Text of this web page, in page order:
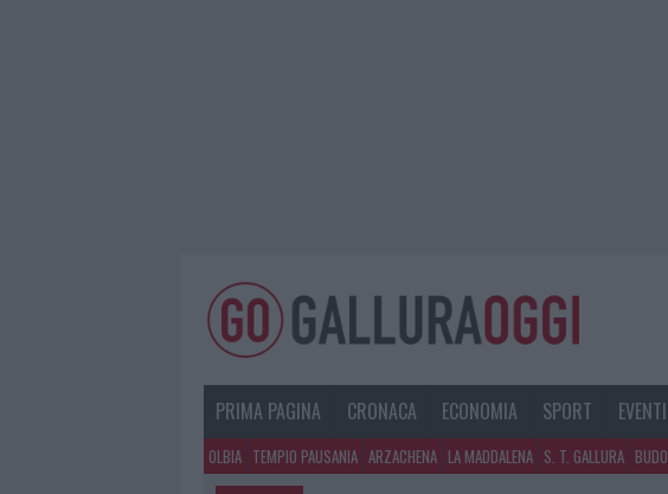
PRIMA PAGINA CRONACA ECONOMIA SPORT EVENTI
OLBIA TEMPIO PAUSANIA ARZACHENA LA MADDALENA S. T. GALLURA